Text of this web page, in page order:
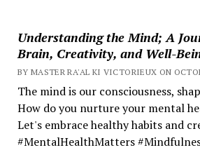
Understanding the Mind; A
Brain, Creativity, and Well-
BY MASTER RA'AL KI VICTORIEUX ON
The mind is our consciousness,
How do you nurture your mental
Let's embrace healthy habits and
#MentalHealthMatters